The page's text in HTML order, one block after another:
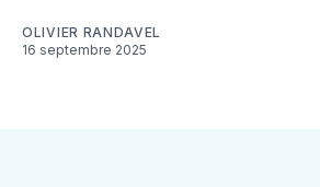
OLIVIER RANDAVEL
16 septembre 2025